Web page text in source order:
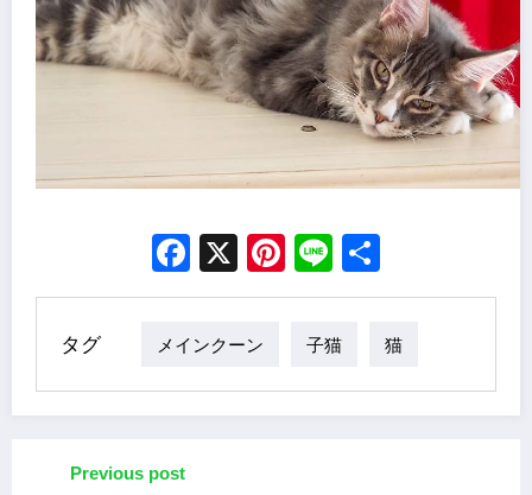
Facebook
X Pinterest
Line
タグ メインクーン 子猫 猫
Previous post